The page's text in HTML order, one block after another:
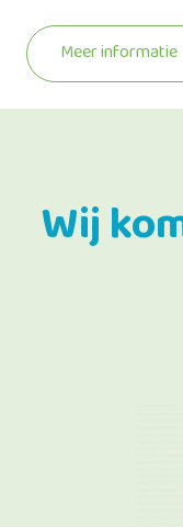
Meer informatie
Wij